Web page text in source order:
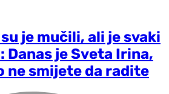
je mučili, ali je svaki
Danas je Sveta Irina,
ne smijete da radite